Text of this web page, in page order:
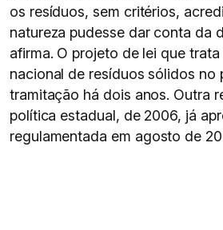
os resíduos, sem critérios,
natureza pudesse dar conta da
afirma. O projeto de lei que
nacional de resíduos sólidos no
tramitação há dois anos. Outra
política estadual, de 2006, já
regulamentada em agosto de